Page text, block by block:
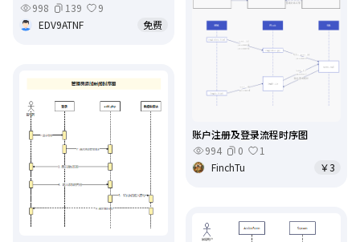
998
139
9
EDV9ATNF
免费
账户注册及登录流程时序图
994
0
1
FinchTu
￥3